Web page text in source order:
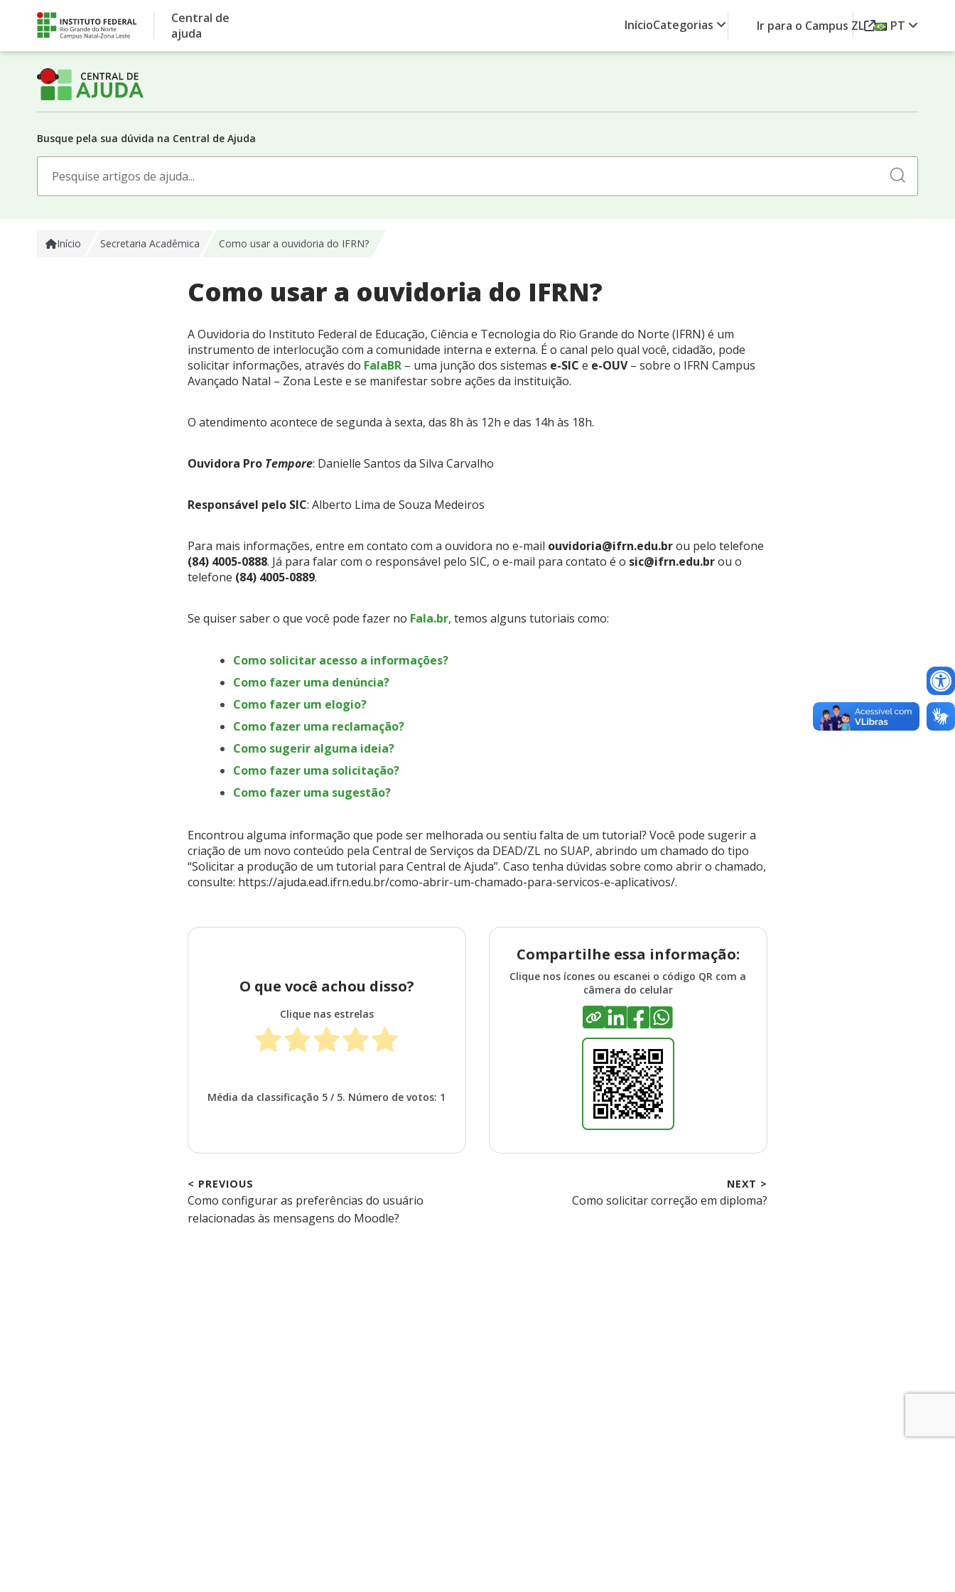
content
Central de
ajuda
InícioCategorias Ir para o Campus ZL PT
Busque pela sua dúvida na Central de Ajuda
for:
Search
for:
Início Secretaria Acadêmica​ Como usar a ouvidoria do IFRN?
Como usar a ouvidoria do IFRN?
A Ouvidoria do Instituto Federal de Educação, Ciência e Tecnologia do Rio Grande do Norte (IFRN) é um
instrumento de interlocução com a comunidade interna e externa. É o canal pelo qual você, cidadão, pode
solicitar informações, através do FalaBR– uma junção dos sistemas e-SIC e e-OUV– sobre o IFRN Campus
Avançado Natal – Zona Leste e se manifestar sobre ações da instituição.
O atendimento acontece de segunda à sexta, das 8h às 12h e das 14h às 18h.
Ouvidora Pro Tempore: Danielle Santos da Silva Carvalho
Responsável pelo SIC: Alberto Lima de Souza Medeiros
Para mais informações, entre em contato com a ouvidora no e-mail ouvidoria@ifrn.edu.brou pelo telefone
(84) 4005-0888. Já para falar com o responsável pelo SIC, o e-mail para contato é o sic@ifrn.edu.brou o
telefone (84) 4005-0889.
Se quiser saber o que você pode fazer no Fala.br, temos alguns tutoriais como:
Como solicitar acesso a informações?
Como fazer uma denúncia?
Como fazer um elogio?
Como fazer uma reclamação?
Como sugerir alguma ideia?
Como fazer uma solicitação?
Como fazer uma sugestão?
Encontrou alguma informação que pode ser melhorada ou sentiu falta de um tutorial? Você pode sugerir a
criação de um novo conteúdo pela Central de Serviços da DEAD/ZL no SUAP, abrindo um chamado do tipo
“Solicitar a produção de um tutorial para Central de Ajuda”. Caso tenha dúvidas sobre como abrir o chamado,
consulte: https://ajuda.ead.ifrn.edu.br/como-abrir-um-chamado-para-servicos-e-aplicativos/.
O que você achou disso?
Clique nas estrelas
Média da classificação 5 / 5. Número de votos: 1
Compartilhe essa informação:
Clique nos ícones ou escanei o código QR com a
câmera do celular
Navegação
< PREVIOUS
Previous
post:
Como configurar as preferências do usuário
relacionadas às mensagens do Moodle?
NEXT >
Next
Como solicitar correção em diploma?